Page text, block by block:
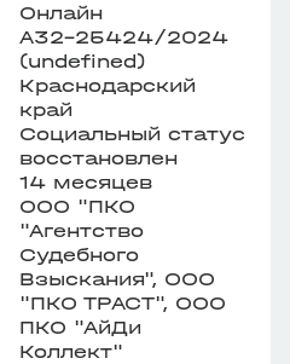
Онлайн
А32-25424/2024
(undefined)
Краснодарский
край
Социальный статус
восстановлен
14 месяцев
ООО "ПКО
"Агентство
Судебного
Взыскания", ООО
"ПКО ТРАСТ", ООО
ПКО "АйДи
Коллект"